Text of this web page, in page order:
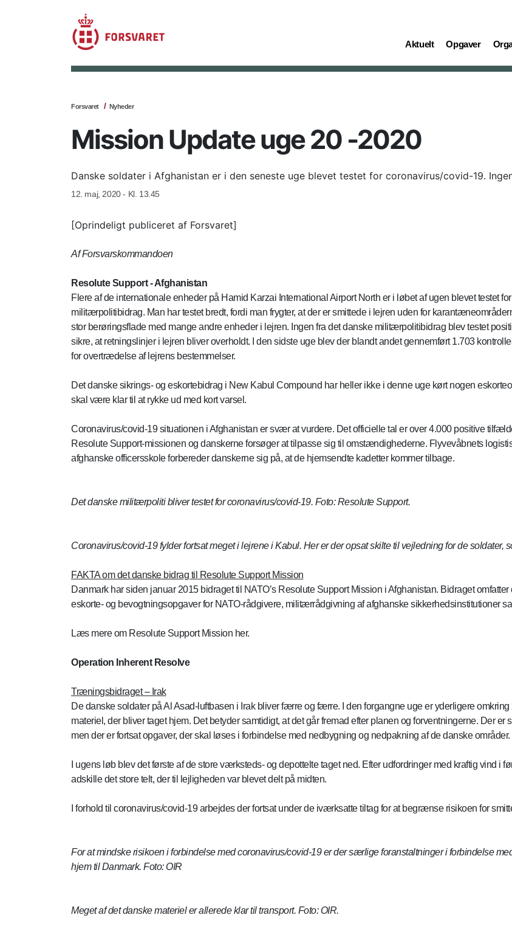
Aktuelt
(current) Opgaver
(current)
Forsvaret Nyheder
Mission Update uge 20 -2020
Danske soldater i Afghanistan er i den seneste uge blevet testet for coronavirus/covid-19.
12. maj, 2020 - Kl. 13.45
[Oprindeligt publiceret af Forsvaret]
Af Forsvarskommandoen
Resolute Support - Afghanistan
Flere af de internationale enheder på Hamid Karzai International Airport North er i løbet af ugen blevet testet
militærpolitibidrag. Man har testet bredt, fordi man frygter, at der er smittede i lejren uden for
stor berøringsflade med mange andre enheder i lejren. Ingen fra det danske militærpolitibidrag blev testet
sikre, at retningslinjer i lejren bliver overholdt. I den sidste uge blev der blandt andet gennemført 1.703
for overtrædelse af lejrens bestemmelser.
Det danske sikrings- og eskortebidrag i New Kabul Compound har heller ikke i denne uge kørt nogen
skal være klar til at rykke ud med kort varsel.
Coronavirus/covid-19 situationen i Afghanistan er svær at vurdere. Det officielle tal er over 4.000 positive
Resolute Support-missionen og danskerne forsøger at tilpasse sig til omstændighederne. Flyvevåbnets
afghanske officersskole forbereder danskerne sig på, at de hjemsendte kadetter kommer tilbage.
Det danske militærpoliti bliver testet for coronavirus/covid-19. Foto: Resolute Support.
Coronavirus/covid-19 fylder fortsat meget i lejrene i Kabul. Her er der opsat skilte til vejledning for de soldater,
FAKTA om det danske bidrag til Resolute Support Mission
Danmark har siden januar 2015 bidraget til NATO’s Resolute Support Mission i Afghanistan. Bidraget
eskorte- og bevogtningsopgaver for NATO-rådgivere, militærrådgivning af afghanske sikkerhedsinstitutioner
Læs mere om Resolute Support Mission her.
Operation Inherent Resolve
Træningsbidraget – Irak
De danske soldater på Al Asad-luftbasen i Irak bliver færre og færre. I den forgangne uge er yderligere
materiel, der bliver taget hjem. Det betyder samtidigt, at det går fremad efter planen og forventningerne. Der
men der er fortsat opgaver, der skal løses i forbindelse med nedbygning og nedpakning af de danske områder.
I ugens løb blev det første af de store værksteds- og depottelte taget ned. Efter udfordringer med kraftig vind i
adskille det store telt, der til lejligheden var blevet delt på midten.
I forhold til coronavirus/covid-19 arbejdes der fortsat under de iværksatte tiltag for at begrænse risikoen for
For at mindske risikoen i forbindelse med coronavirus/covid-19 er der særlige foranstaltninger i forbindelse
hjem til Danmark. Foto: OIR
Meget af det danske materiel er allerede klar til transport. Foto: OIR.